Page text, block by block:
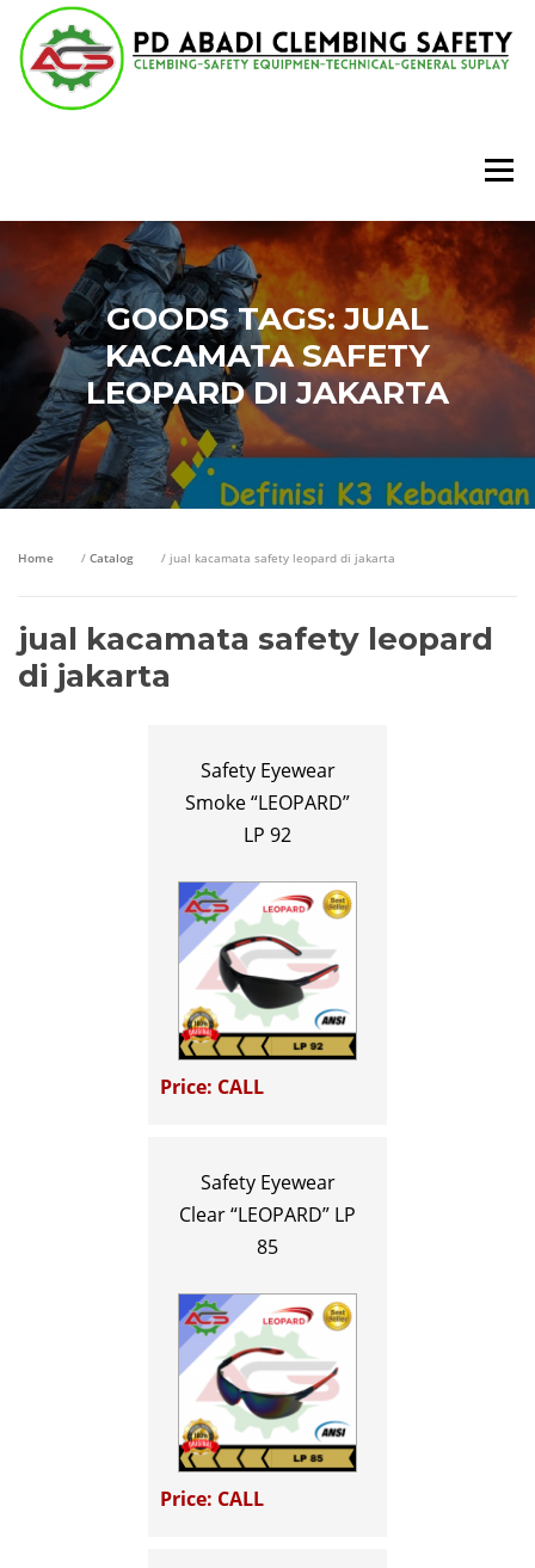
Lompat
konten
Menu
GOODS TAGS:JUAL
KACAMATA SAFETY
LEOPARD DI JAKARTA
Home / Catalog / jual kacamata safety leopard di jakarta
jual kacamata safety leopard
di jakarta
Safety Eyewear
Smoke “LEOPARD”
LP 92
Price: CALL
Safety Eyewear
Clear “LEOPARD” LP
85
Price: CALL